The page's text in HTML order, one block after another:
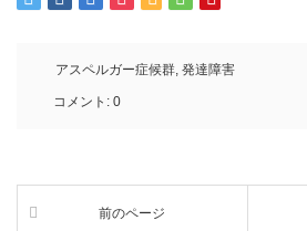
アスペルガー症候群 発達障害
コメント: 0
前のページ